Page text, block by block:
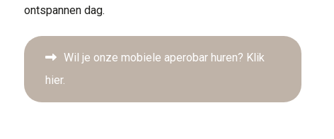
ontspannen dag.
Wil je onze mobiele aperobar huren? Klik
hier.